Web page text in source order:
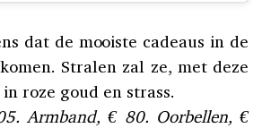
dat de mooiste cadeaus in de
Stralen zal ze, met deze
roze goud en strass.
Armband, € 80. Oorbellen, €